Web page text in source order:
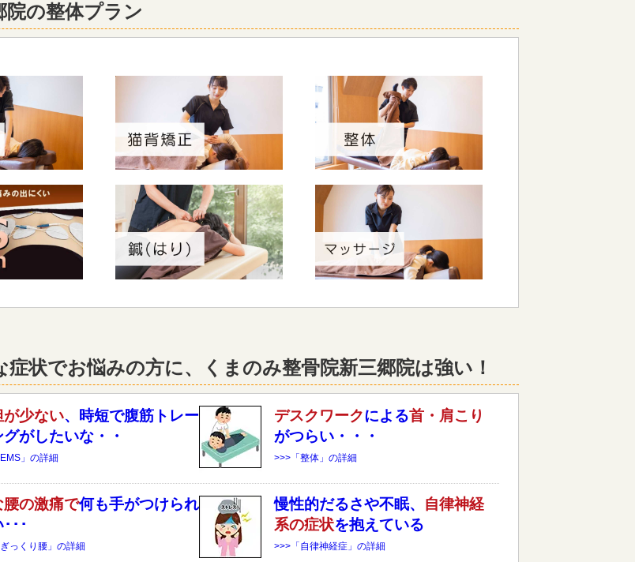
報について皆様が開示を求められた場合には、遅滞なく内容を確認し、当院の「患者情報の提供
って対応いたします。また、内容が事実でない等の理由で訂正を求められた場合も、調査し適切
方針に関してのご質問や患者さんの個人情報のお問い合わせは当院の受付でさせていただきます。
人情報保護の仕組みの改善
保護に関する日本の法令、その他の規範を遵守するとともに、上記の各項目の見直しを適宜行い、
みの継続的な改善を図ります。
院の整体プラン
症状でお悩みの方に、くまのみ整骨院新三郷院は強い！
が少ない、時短で腹筋トレー
グがしたいな・・
」の詳細
デスクワークによる首・肩こり
がつらい・・・
>>>「整体」の詳細
腰の激痛で何も手がつけられ
･･
っくり腰」の詳細
慢性的だるさや不眠、 自律神経
系の症状を抱えている
>>>「自律神経症」の詳細